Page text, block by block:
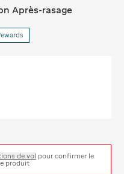
Après-rasage
de vol pour confirmer le
produit